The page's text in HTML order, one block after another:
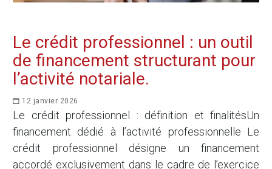
Le crédit professionnel : un outil
de financement structurant pour
l’activité notariale.
12 janvier 2026
Le crédit professionnel : définition et finalitésUn
financement dédié à l’activité professionnelle Le
crédit professionnel désigne un financement
accordé exclusivement dans le cadre de l’exercice